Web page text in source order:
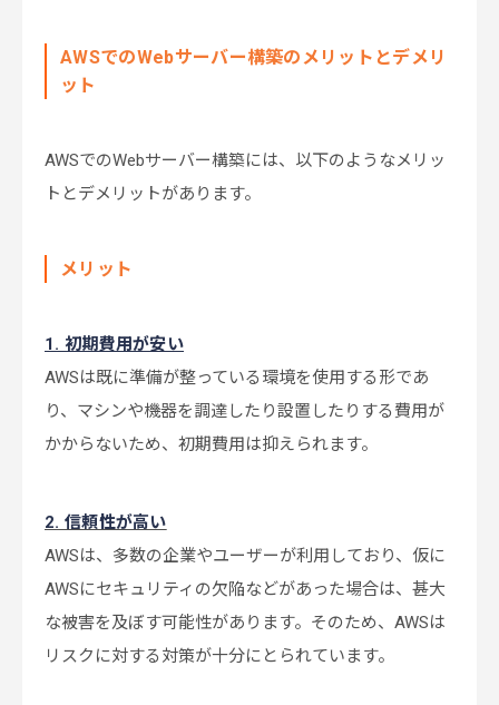
AWSでのWebサーバー構築のメリットとデメリ
ット
AWSでのWebサーバー構築には、以下のようなメリッ
トとデメリットがあります。
メリット
1. 初期費用が安い
AWSは既に準備が整っている環境を使用する形であ
り、マシンや機器を調達したり設置したりする費用が
かからないため、初期費用は抑えられます。
2. 信頼性が高い
AWSは、多数の企業やユーザーが利用しており、仮に
AWSにセキュリティの欠陥などがあった場合は、甚大
な被害を及ぼす可能性があります。そのため、AWSは
リスクに対する対策が十分にとられています。